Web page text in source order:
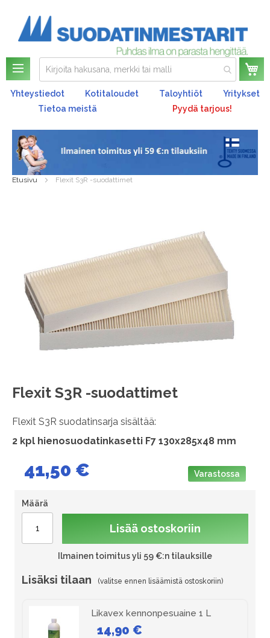
Yhteystiedot Kotitaloudet Taloyhtiöt
Yritykset
Tietoa meistä
Pyydä tarjous!
Etusivu Flexit S3R -suodattimet
Flexit S3R -suodattimet
Flexit S3R suodatinsarja sisältää:
2 kpl hienosuodatinkasetti F7 130x285x48 mm
41,50 € Varastossa
Määrä
Lisää ostoskoriin
Ilmainen toimitus yli 59 €:n tilauksille
Lisäksi tilaan
Likavex kennonpesuaine 1 L
14,90 €
images
gallery
Skip
to
beginning
of
gallery